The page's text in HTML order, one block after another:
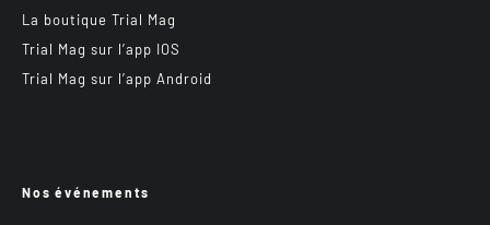
La boutique Trial Mag
Trial Mag sur l’app IOS
Trial Mag sur l’app Android
Nos événements